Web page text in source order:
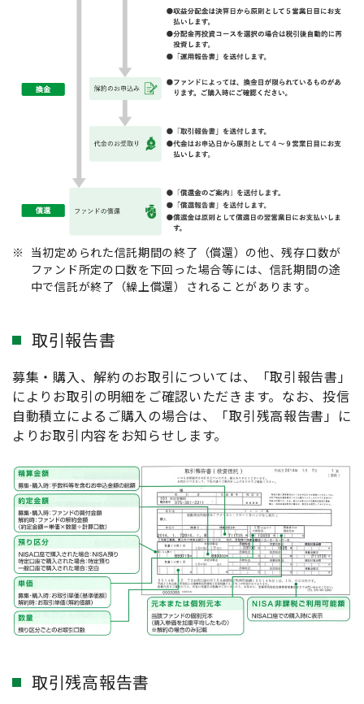
※ 当初定められた信託期間の終了（償還）の他、残存口数が
ファンド所定の口数を下回った場合等には、信託期間の途
中で信託が終了（繰上償還）されることがあります。
取引報告書
募集・購入、解約のお取引については、「取引報告書」
によりお取引の明細をご確認いただきます。なお、投信
自動積立によるご購入の場合は、「取引残高報告書」に
よりお取引内容をお知らせします。
取引残高報告書